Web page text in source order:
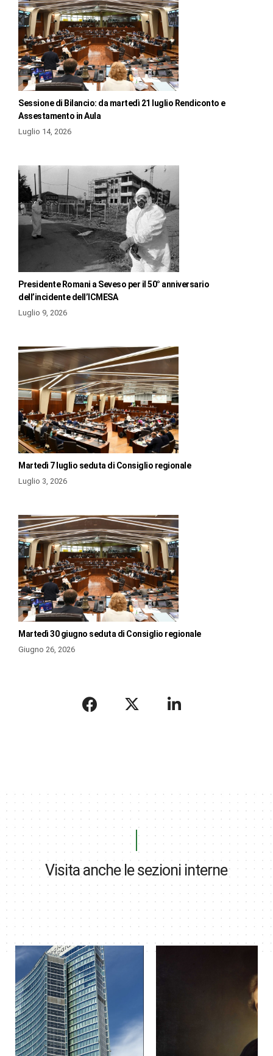
Sessione di Bilancio: da martedì 21 luglio Rendiconto e
Assestamento in Aula
Luglio 14, 2026
Presidente Romani a Seveso per il 50° anniversario
dell’incidente dell’ICMESA
Luglio 9, 2026
Martedì 7 luglio seduta di Consiglio regionale
Luglio 3, 2026
Martedì 30 giugno seduta di Consiglio regionale
Giugno 26, 2026
Visita anche le sezioni interne